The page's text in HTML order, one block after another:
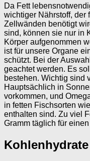
Da Fett
wichtiger Nährstoff, der
Zellwänden benötigt
sind, können sie nur in
Körper aufgenommen
ist für unsere Organe
schützt. Bei der
geachtet werden. Es
bestehen. Wichtig sind
Hauptsächlich in
vorkommen, und
in fetten Fischsorten
enthalten sind. Zu viel
Gramm täglich für